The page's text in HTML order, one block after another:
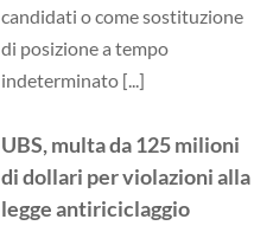
candidati o come sostituzione
di posizione a tempo
indeterminato [...]
UBS, multa da 125 milioni
di dollari per violazioni alla
legge antiriciclaggio